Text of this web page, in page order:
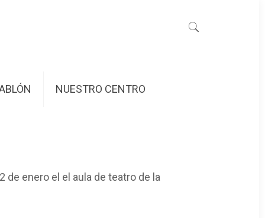
NUESTRO CENTRO
enero el el aula de teatro de la